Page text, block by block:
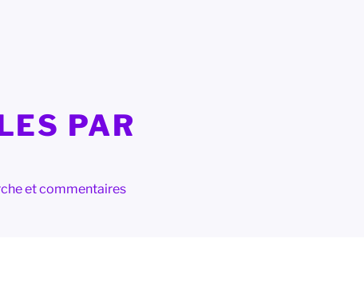
PAR
et commentaires